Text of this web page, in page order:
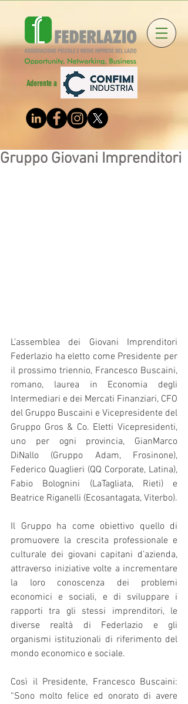
Aderente a
Gruppo Giovani Imprenditori
L’assemblea dei Giovani Imprenditori
Federlazio ha eletto come Presidente per
il prossimo triennio, Francesco Buscaini,
romano, laurea in Economia degli
Intermediari e dei Mercati Finanziari, CFO
del Gruppo Buscaini e Vicepresidente del
Gruppo Gros & Co. Eletti Vicepresidenti,
uno per ogni provincia, GianMarco
DiNallo (Gruppo Adam, Frosinone),
Federico Quaglieri (QQ Corporate, Latina),
Fabio Bolognini (LaTagliata, Rieti) e
Beatrice Riganelli (Ecosantagata, Viterbo).
Il Gruppo ha come obiettivo quello di
promuovere la crescita professionale e
culturale dei giovani capitani d’azienda,
attraverso iniziative volte a incrementare
la loro conoscenza dei problemi
economici e sociali, e di sviluppare i
rapporti tra gli stessi imprenditori, le
diverse realtà di Federlazio e gli
organismi istituzionali di riferimento del
mondo economico e sociale.
Così il Presidente, Francesco Buscaini:
“Sono molto felice ed onorato di avere